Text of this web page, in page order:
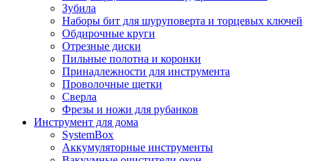
Зубила
Наборы бит для шуруповерта и торцевых ключей
Обдирочные круги
Отрезные диски
Пильные полотна и коронки
Принадлежности для инструмента
Проволочные щетки
Сверла
Фрезы и ножи для рубанков
Инструмент для дома
SystemBox
Аккумуляторные инструменты